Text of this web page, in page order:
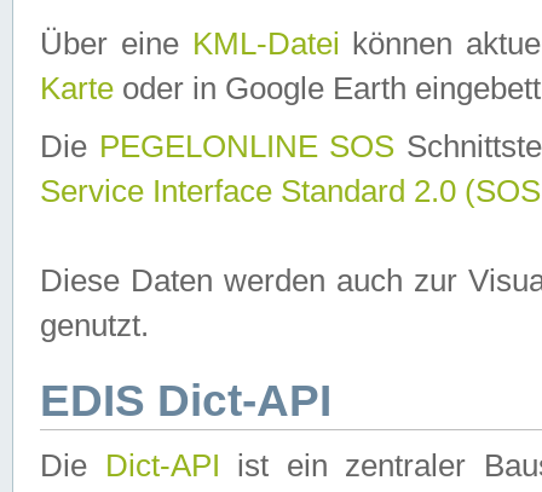
Über eine KML-Datei können
Karte oder in Google Earth
Die PEGELONLINE SOS
Service Interface Standard 2.0
Diese Daten werden auch zur
genutzt.
EDIS Dict-API
Die Dict-API ist ein zentraler